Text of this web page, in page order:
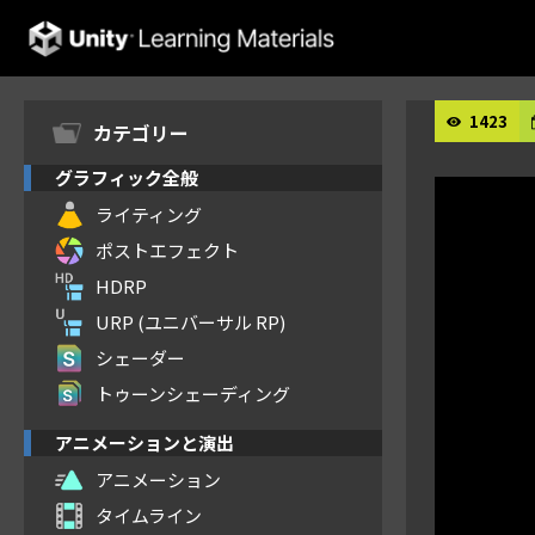
Unity Learning Materials
カテゴリー
グラフィック全般
ライティング
ポストエフェクト
HDRP
URP (ユニバーサル RP)
シェーダー
トゥーンシェーディング
アニメーションと演出
アニメーション
タイムライン
1423